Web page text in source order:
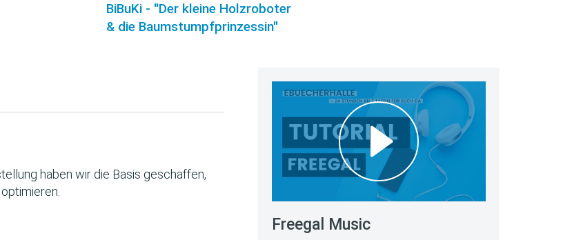
BiBuKi - "Der kleine Holzroboter
& die Baumstumpfprinzessin"
haben wir die Basis geschaffen,
Freegal Music